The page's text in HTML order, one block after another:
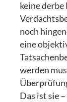
keine
noch
eine
werden
Das ist sie